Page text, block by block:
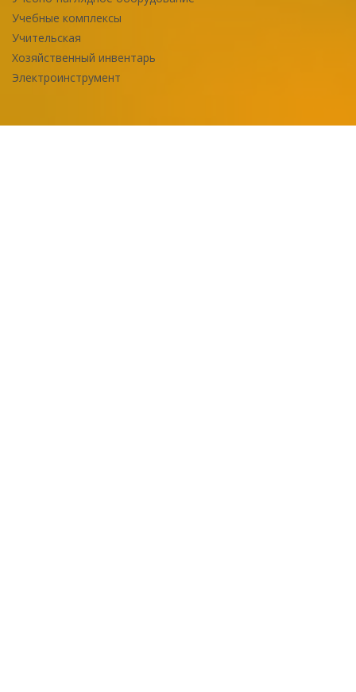
Учебные комплексы
Учительская
Хозяйственный инвентарь
Электроинструмент